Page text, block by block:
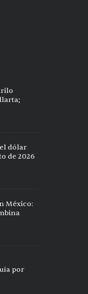
dólar
de 2026
México:
por